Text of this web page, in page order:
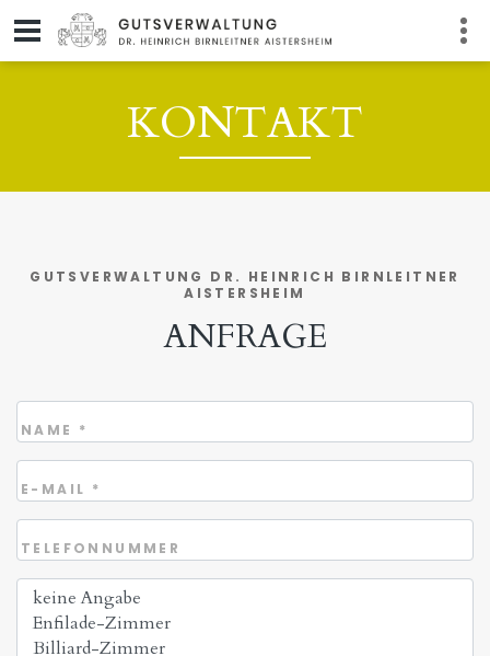
KONTAKT
GUTSVERWALTUNG DR. HEINRICH BIRNLEITNER
AISTERSHEIM
ANFRAGE
NAME *
E-MAIL *
TELEFONNUMMER